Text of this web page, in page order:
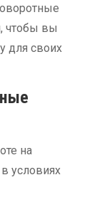
чтобы вы
для своих
на
условиях